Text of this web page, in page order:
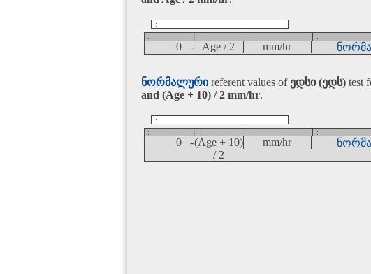
:
:
| : : :
0 - Age / 2 mm/hr
ნორმალურიreferent values of ედსი (ედს)test
and (Age + 10) / 2 mm/hr.
:
:
| : : :
0 -(Age + 10)
/ 2
mm/hr